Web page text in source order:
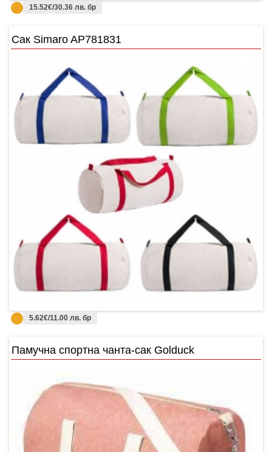
15.52€/30.36 лв. бр
Сак Simaro AP781831
5.62€/11.00 лв. бр
Памучна спортна чанта-сак Golduck